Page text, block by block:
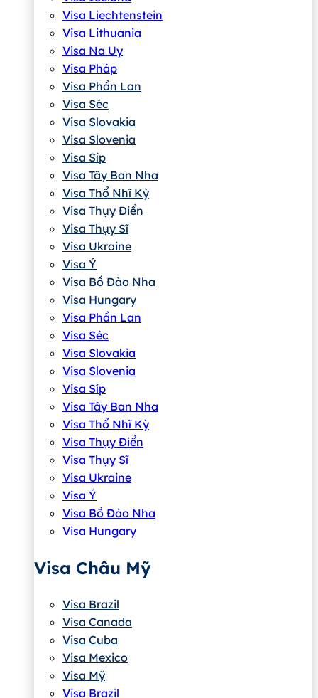
Visa Liechtenstein
Visa Lithuania
Visa Na Uy
Visa Pháp
Visa Phần Lan
Visa Séc
Visa Slovakia
Visa Slovenia
Visa Síp
Visa Tây Ban Nha
Visa Thổ Nhĩ Kỳ
Visa Thụy Điển
Visa Thụy Sĩ
Visa Ukraine
Visa Ý
Visa Bồ Đào Nha
Visa Hungary
Visa Phần Lan
Visa Séc
Visa Slovakia
Visa Slovenia
Visa Síp
Visa Tây Ban Nha
Visa Thổ Nhĩ Kỳ
Visa Thụy Điển
Visa Thụy Sĩ
Visa Ukraine
Visa Ý
Visa Bồ Đào Nha
Visa Hungary
Visa Châu Mỹ
Visa Brazil
Visa Canada
Visa Cuba
Visa Mexico
Visa Mỹ
Visa Brazil